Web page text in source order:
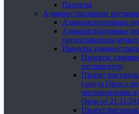
Проекты
Административные
Административные
Административные
предоставления
Проекты
Проекты
регламентов
Проект
города Орла о
постановление
Орла от
Проект